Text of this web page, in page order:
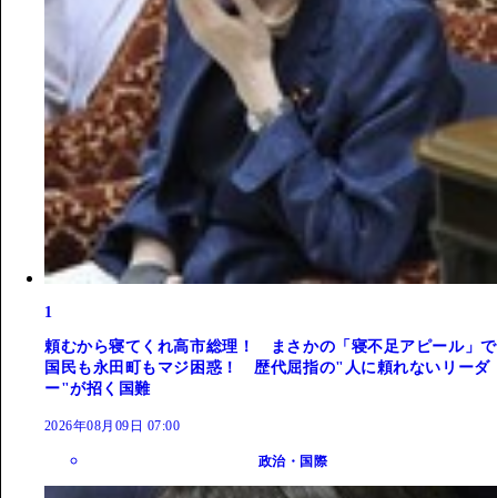
1
頼むから寝てくれ高市総理！ まさかの「寝不足アピール」で
国民も永田町もマジ困惑！ 歴代屈指の"人に頼れないリーダ
ー"が招く国難
2026年08月09日 07:00
政治・国際